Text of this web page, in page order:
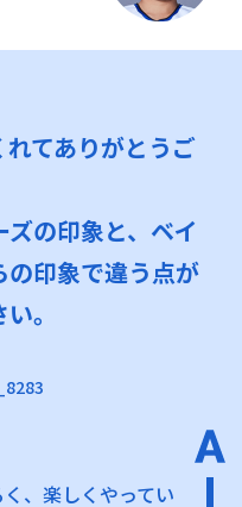
てありがとうご
の印象と、ベイ
の印象で違う点が
。
、楽しくやってい